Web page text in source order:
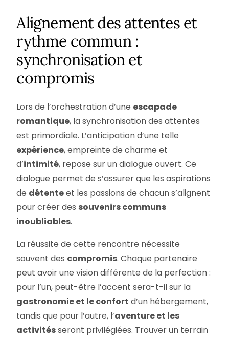
Alignement des attentes et
rythme commun :
synchronisation et
compromis
Lors de l’orchestration d’une escapade
romantique, la synchronisation des attentes
est primordiale. L’anticipation d’une telle
expérience, empreinte de charme et
d’intimité, repose sur un dialogue ouvert. Ce
dialogue permet de s’assurer que les aspirations
de détenteet les passions de chacun s’alignent
pour créer des souvenirs communs
inoubliables.
La réussite de cette rencontre nécessite
souvent des compromis. Chaque partenaire
peut avoir une vision différente de la perfection :
pour l’un, peut-être l’accent sera-t-il sur la
gastronomie et le confort d’un hébergement,
tandis que pour l’autre, l’aventure et les
activitésseront privilégiées. Trouver un terrain